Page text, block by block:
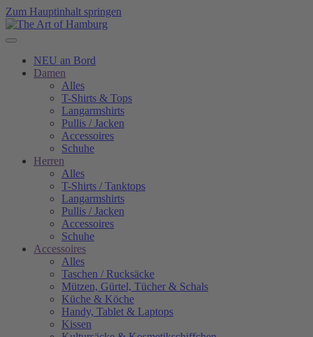
Zum Hauptinhalt springen
NEU an Bord
Damen
Alles
T-Shirts & Tops
Langarmshirts
Pullis / Jacken
Accessoires
Schuhe
Herren
Alles
T-Shirts / Tanktops
Langarmshirts
Pullis / Jacken
Accessoires
Schuhe
Accessoires
Alles
Taschen / Rucksäcke
Mützen, Gürtel, Tücher & Schals
Küche & Köche
Handy, Tablet & Laptops
Kissen